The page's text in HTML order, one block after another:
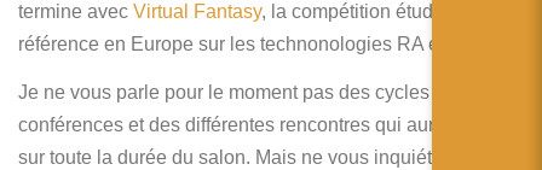
termine avec Virtual Fantasy, la compétition étudiante de
référence en Europe sur les technonologies RA et RV.
Je ne vous parle pour le moment pas des cycles de
conférences et des différentes rencontres qui auront lieux
sur toute la durée du salon. Mais ne vous inquiétez pas, je